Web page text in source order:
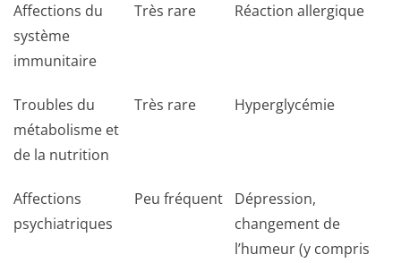
Affections du
système
immunitaire
Très rare Réaction allergique
Troubles du
métabolisme et
de la nutrition
Très rare Hyperglycémie
Affections
psychiatriques
Peu fréquent
Dépression,
changement de
l’humeur (y compris